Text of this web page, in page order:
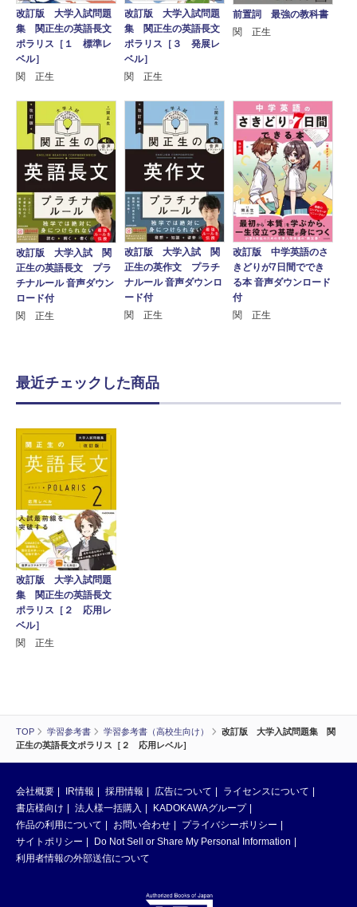
TOP 学習参考書 学習参考書（高校生向け）
改訂版 大学入試問題集 関
正生の英語長文ポラリス［２ 応用レベル］
改訂版 大学入試問題
集 関正生の英語長文
ポラリス［１ 標準レ
ベル］
関 正生
改訂版 大学入試問題
集 関正生の英語長文
ポラリス［３ 発展レ
ベル］
関 正生
前置詞 最強の教科書
関 正生
改訂版 大学入試 関
正生の英語長文 プラ
チナルール 音声ダウン
ロード付
関 正生
改訂版 大学入試 関
正生の英作文 プラチ
ナルール 音声ダウンロ
ード付
関 正生
改訂版 中学英語のさ
きどりが7日間ででき
る本 音声ダウンロード
付
関 正生
最近チェックした商品
改訂版 大学入試問題
集 関正生の英語長文
ポラリス［２ 応用レ
ベル］
関 正生
会社概要 IR情報 採用情報 広告について
ライセンスについて
書店様向け
法人様一括購入
KADOKAWAグループ
作品の利用について
お問い合わせ
プライバシーポリシー
サイトポリシー
Do Not Sell or Share My Personal Information
利用者情報の外部送信について